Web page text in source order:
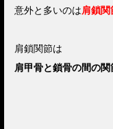
意外と多いのは肩鎖
肩鎖関節は
肩甲骨と鎖骨の間の関